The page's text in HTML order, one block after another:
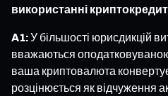
використанні
A1:У більшості юрисдикцій
вважаються
ваша криптовалюта
розцінюється як відчуження